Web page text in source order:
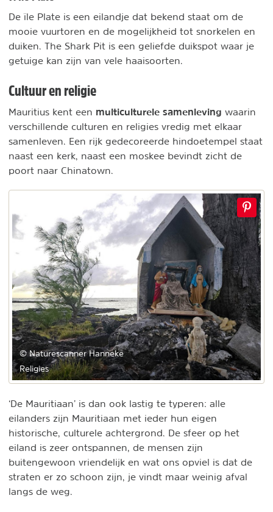
De île Plate is een eilandje dat bekend staat om de
mooie vuurtoren en de mogelijkheid tot snorkelen en
duiken. The Shark Pit is een geliefde duikspot waar je
getuige kan zijn van vele haaisoorten.
Cultuur en religie
Mauritius kent een multiculturele samenleving waarin
verschillende culturen en religies vredig met elkaar
samenleven. Een rijk gedecoreerde hindoetempel staat
naast een kerk, naast een moskee bevindt zicht de
poort naar Chinatown.
© Naturescanner Hanneke
Religies
‘De Mauritiaan’ is dan ook lastig te typeren: alle
eilanders zijn Mauritiaan met ieder hun eigen
historische, culturele achtergrond. De sfeer op het
eiland is zeer ontspannen, de mensen zijn
buitengewoon vriendelijk en wat ons opviel is dat de
straten er zo schoon zijn, je vindt maar weinig afval
langs de weg.